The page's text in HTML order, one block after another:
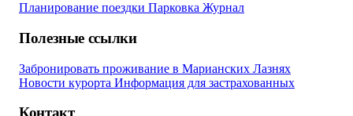
Планирование поездки Парковка Журнал
Полезные ссылки
Забронировать проживание в Марианских Лазнях
Новости курорта Информация для застрахованных
Контакт